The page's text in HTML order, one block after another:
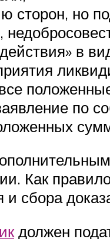
сторон, но
в
по
Как
должен